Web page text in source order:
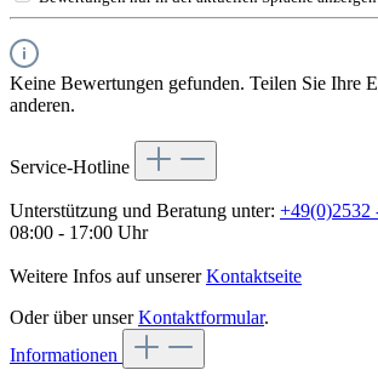
Keine Bewertungen gefunden. Teilen Sie Ihre
anderen.
Service-Hotline
Unterstützung und Beratung unter: +49(0)2532
08:00 - 17:00 Uhr
Weitere Infos auf unsererKontaktseite
Oder über unserKontaktformular.
Informationen